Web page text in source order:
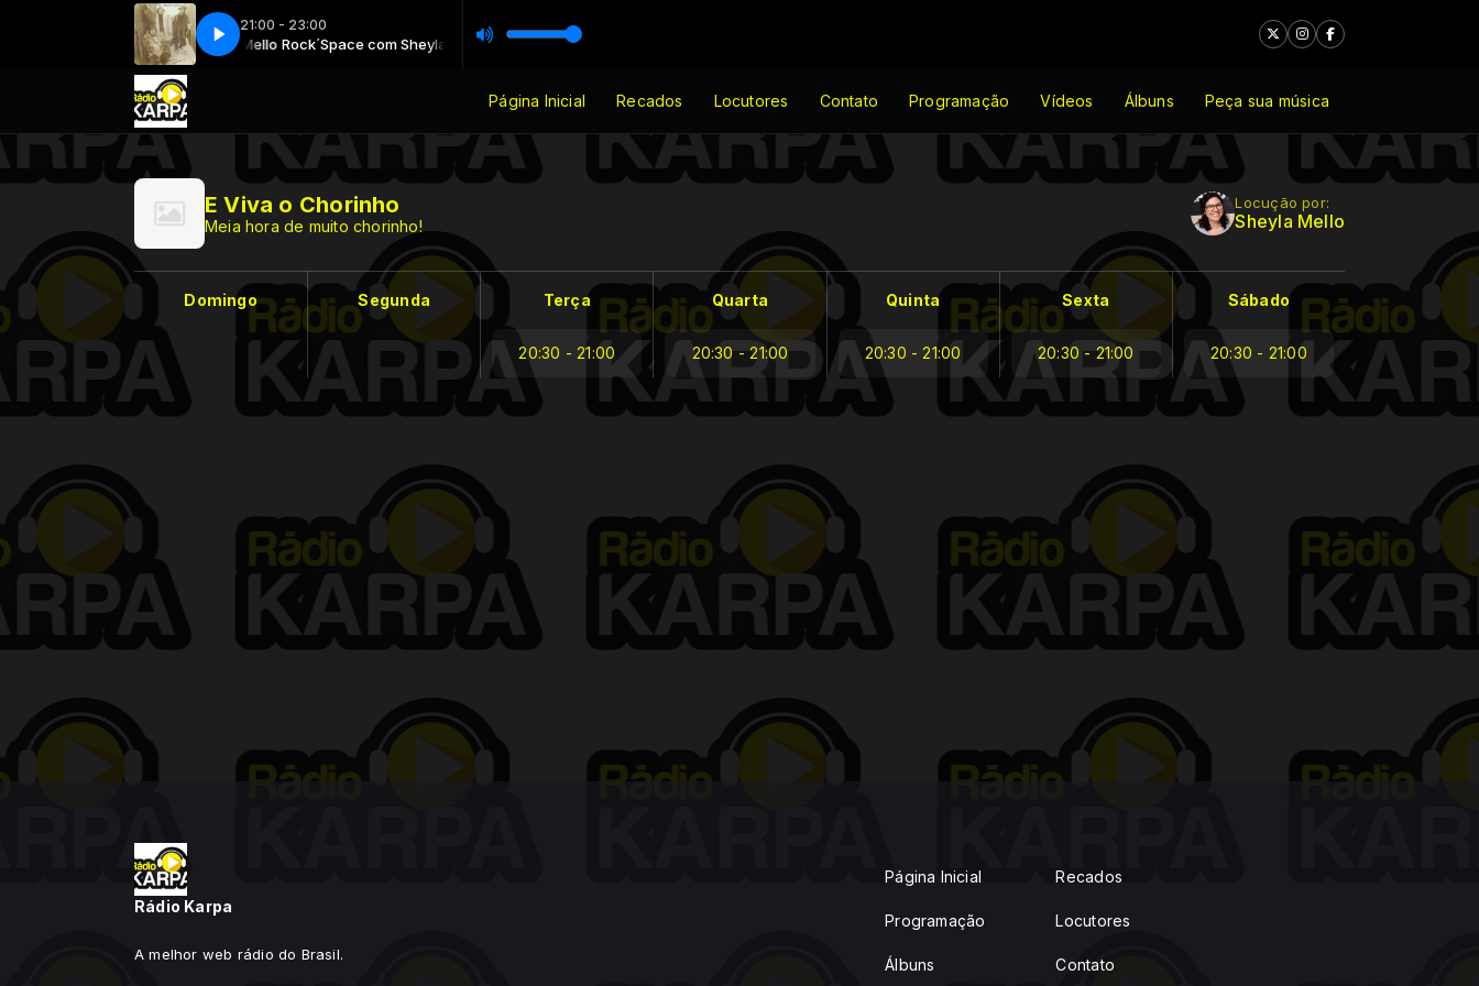
21:00 - 23:00
Rock´Space com Sheyla Mello Rock´Space com Sheyla Mello
08. Wandering Fantasy Girl 08. Wandering Fantasy Girl
Página Inicial Recados Locutores Contato Programação Vídeos Álbuns Peça sua música
E Viva o Chorinho
Meia hora de muito chorinho!
Locução por:
Sheyla Mello
Domingo Segunda Terça
20:30 - 21:00
Quarta
20:30 - 21:00
Quinta
20:30 - 21:00
Sexta
20:30 - 21:00
Sábado
20:30 - 21:00
Rádio Karpa
A melhor web rádio do Brasil.
Página Inicial
Programação
Álbuns
Recados
Locutores
Contato